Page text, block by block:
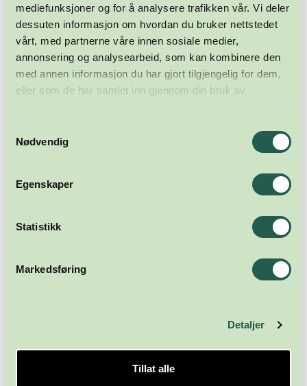
mediefunksjoner og for å analysere trafikken vår. Vi deler
dessuten informasjon om hvordan du bruker nettstedet
vårt, med partnerne våre innen sosiale medier,
annonsering og analysearbeid, som kan kombinere den
med annen informasjon du har gjort tilgjengelig for dem,
eller som de har samlet inn gjennom din bruk av
Nødvendig
Egenskaper
Statistikk
Markedsføring
Detaljer
Tillat alle
Abonner